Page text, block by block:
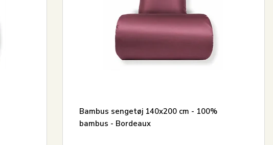
Bambus sengetøj 140x200 cm - 100%
bambus - Bordeaux